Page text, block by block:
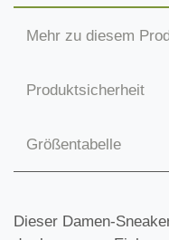
Mehr zu diesem
Produktsicherheit
Größentabelle
Dieser Damen-